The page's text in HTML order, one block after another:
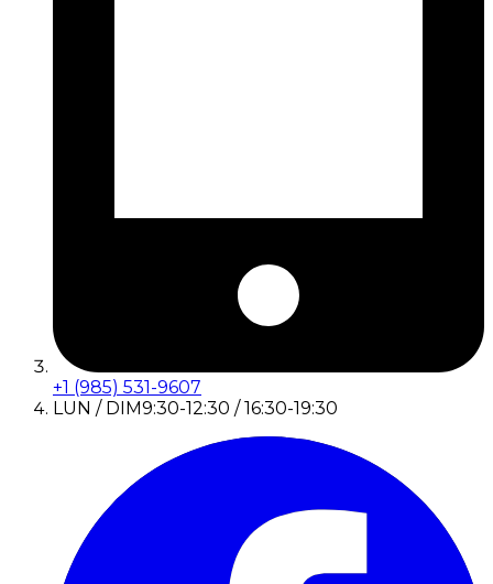
+1 (985) 531-9607
LUN / DIM9:30-12:30 / 16:30-19:30